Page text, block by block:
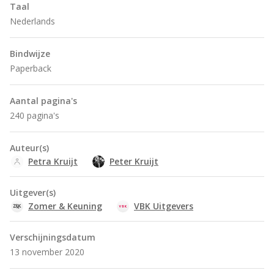
Taal
Nederlands
Bindwijze
Paperback
Aantal pagina's
240 pagina's
Auteur(s)
Petra Kruijt
Peter Kruijt
Uitgever(s)
Zomer & Keuning
VBK Uitgevers
Verschijningsdatum
13 november 2020